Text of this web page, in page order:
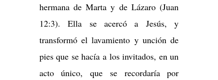
hermana de Marta y de Lázaro (Juan
12:3). Ella se acercó a Jesús, y
transformó el lavamiento y unción de
pies que se hacía a los invitados, en un
acto único, que se recordaría por